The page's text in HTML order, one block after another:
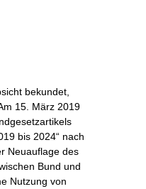
bekundet,
15. März 2019
bis 2024“ nach
Neuauflage des
Bund und
Nutzung von